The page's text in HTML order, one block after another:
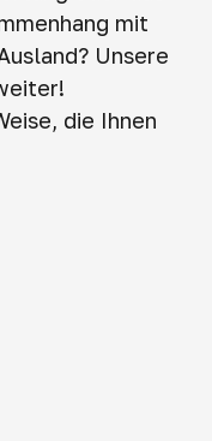
mit
Unsere
die Ihnen